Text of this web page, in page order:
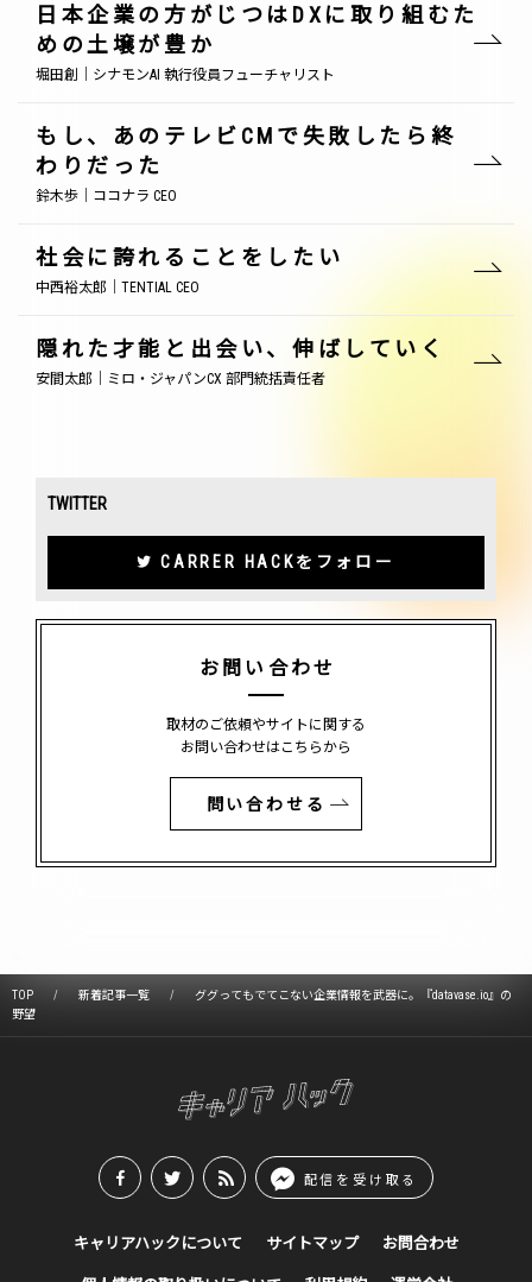
日本企業の方がじつはDXに取り組むた
めの土壌が豊か
堀田創｜シナモンAI 執行役員フューチャリスト
もし、あのテレビCMで失敗したら終
わりだった
鈴木歩｜ココナラ CEO
社会に誇れることをしたい
中西裕太郎｜TENTIAL CEO
隠れた才能と出会い、伸ばしていく
安間太郎｜ミロ・ジャパンCX 部門統括責任者
TWITTER
CARRER HACKをフォロー
お問い合わせ
取材のご依頼やサイトに関する
お問い合わせはこちらから
問い合わせる
TOP 新着記事一覧
ググってもでてこない企業情報を武器に。『datavase.io』の
野望
配信を受け取る
キャリアハックについて サイトマップ お問合わせ